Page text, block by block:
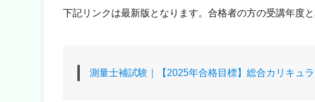
下記リンクは最新版となります。合格者の方の受講年度と
測量士補試験｜【2025年合格目標】総合カリキュラ